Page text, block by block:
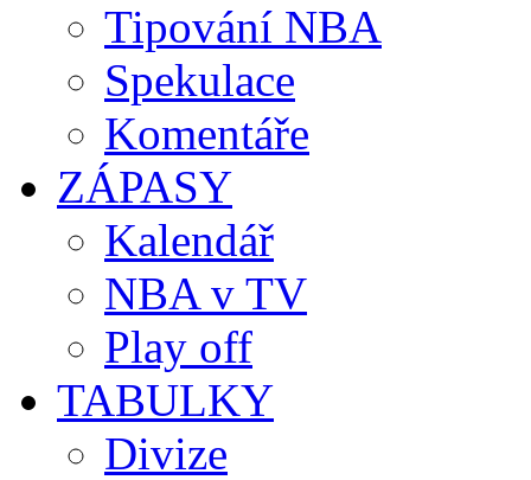
Tipování NBA
Spekulace
Komentáře
ZÁPASY
Kalendář
NBA v TV
Play off
TABULKY
Divize